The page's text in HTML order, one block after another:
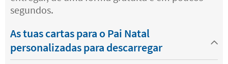
segundos.
As tuas cartas para o Pai Natal
personalizadas para descarregar